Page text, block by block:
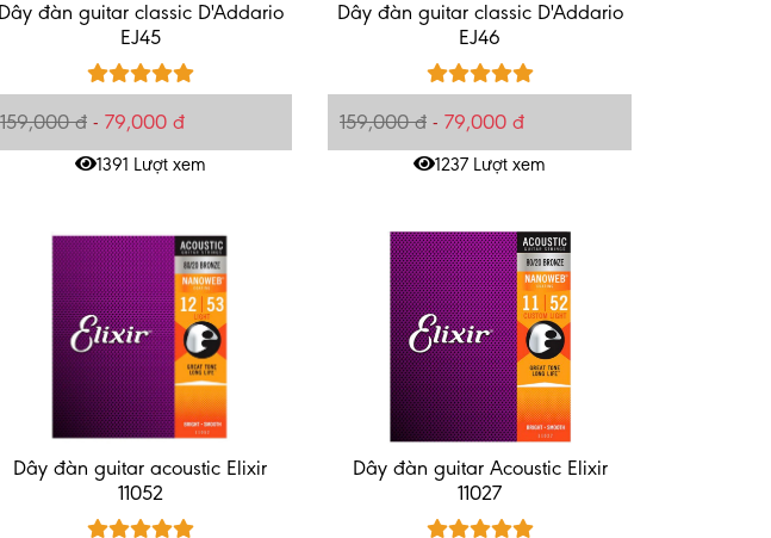
Dây đàn guitar classic D'Addario
EJ45
159,000 đ - 79,000 đ
1391 Lượt xem
Dây đàn guitar classic D'Addario
EJ46
159,000 đ - 79,000 đ
1237 Lượt xem
Dây đàn guitar acoustic Elixir
11052
Dây đàn guitar Acoustic Elixir
11027